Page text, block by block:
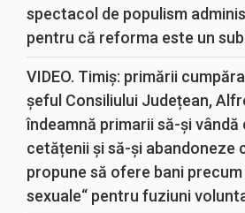
spectacol de populism
pentru că reforma este un
VIDEO. Timiș: primării
șeful Consiliului Județean,
îndeamnă primarii să-și vândă
cetățenii și să-și abandoneze
propune să ofere bani
sexuale“ pentru fuziuni